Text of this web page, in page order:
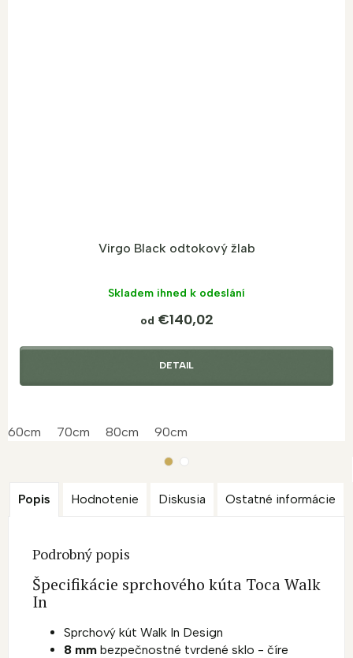
Virgo Black odtokový žlab
Skladem ihned k odeslání
od €140,02
DETAIL
60cm 70cm 80cm 90cm
Popis Hodnotenie Diskusia Ostatné informácie
Podrobný popis
Špecifikácie sprchového kúta Toca Walk
In
Sprchový kút Walk In Design
8 mm bezpečnostné tvrdené sklo - číre